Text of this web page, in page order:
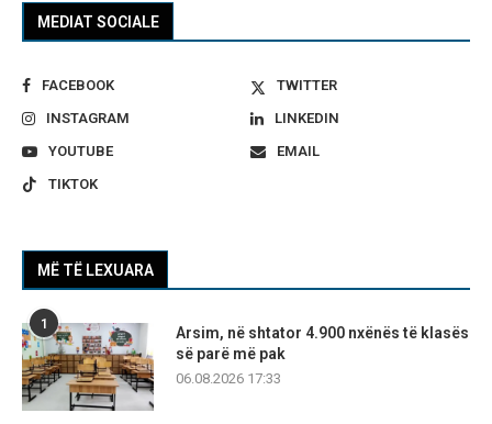
MEDIAT SOCIALE
FACEBOOK
TWITTER
INSTAGRAM
LINKEDIN
YOUTUBE
EMAIL
TIKTOK
MË TË LEXUARA
1
Arsim, në shtator 4.900 nxënës të klasës
së parë më pak
06.08.2026 17:33